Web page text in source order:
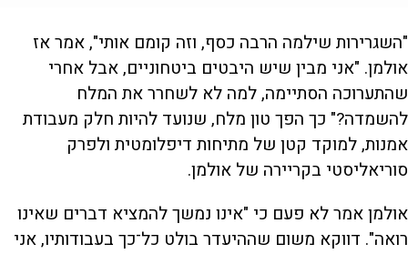
"השגרירות שילמה הרבה כסף, וזה קומם אותי", אמר אז
אולמן. "אני מבין שיש היבטים ביטחוניים, אבל אחרי
שהתערוכה הסתיימה, למה לא לשחרר את המלח
להשמדה?" כך הפך טון מלח, שנועד להיות חלק מעבודת
אמנות, למוקד קטן של מתיחות דיפלומטית ולפרק
סוריאליסטי בקריירה של אולמן.
אולמן אמר לא פעם כי "אינו נמשך להמציא דברים שאינו
רואה". דווקא משום שההיעדר בולט כל־כך בעבודותיו, אני